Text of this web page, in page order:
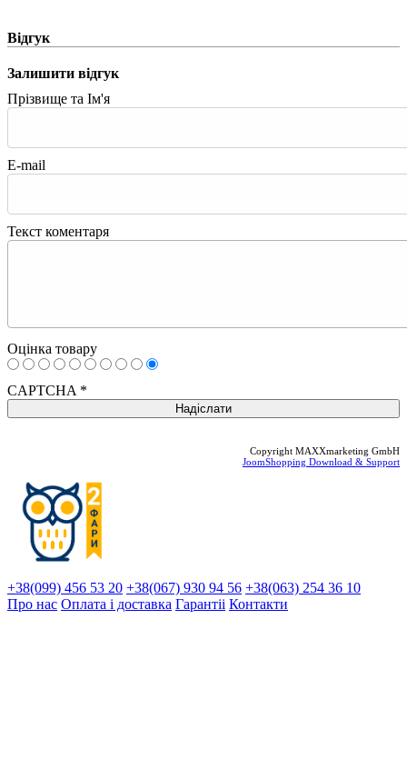
Відгук
Залишити відгук
Прізвище та Ім'я
E-mail
Текст коментаря
Оцінка товару
CAPTCHA *
Copyright MAXXmarketing GmbH
JoomShopping Download & Support
+38(099) 456 53 20 +38(067) 930 94 56 +38(063) 254 36 10
Про нас Оплата і доставка Гарантіi Контакти